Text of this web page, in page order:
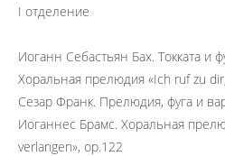
I отделение
Иоганн Себастьян Бах. Токката и
Хоральная прелюдия «Ich ruf zu
Сезар Франк. Прелюдия, фуга и
Иоганнес Брамс. Хоральная
verlangen», op.122